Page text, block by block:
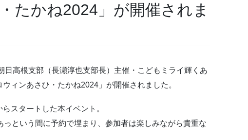
たかね2024」が開催されま
高根支部（長瀬淳也支部長）主催・こどもミライ輝くあ
ィンあさひ・たかね2024」が開催されました。
らスタートした本イベント。
という間に予約で埋まり、参加者は楽しみながら貴重な